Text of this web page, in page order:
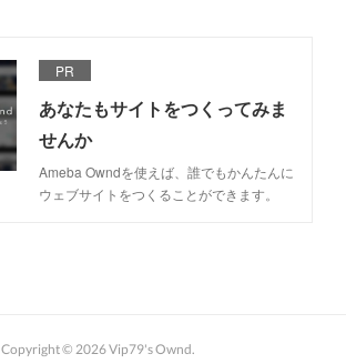
PR
あなたもサイトをつくってみま
せんか
Ameba Owndを使えば、誰でもかんたんに
ウェブサイトをつくることができます。
Copyright © 2026Vip79's Ownd.